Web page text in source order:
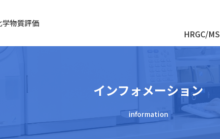
学物質評価
HRGC/MS
インフォメーション
information